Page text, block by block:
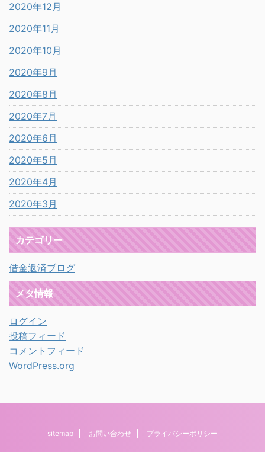
2020年12月
2020年11月
2020年10月
2020年9月
2020年8月
2020年7月
2020年6月
2020年5月
2020年4月
2020年3月
カテゴリー
借金返済ブログ
メタ情報
ログイン
投稿フィード
コメントフィード
WordPress.org
sitemap お問い合わせ プライバシーポリシー